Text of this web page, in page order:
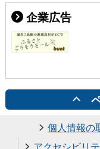
企業広告
個人情報の
アクセシビリ